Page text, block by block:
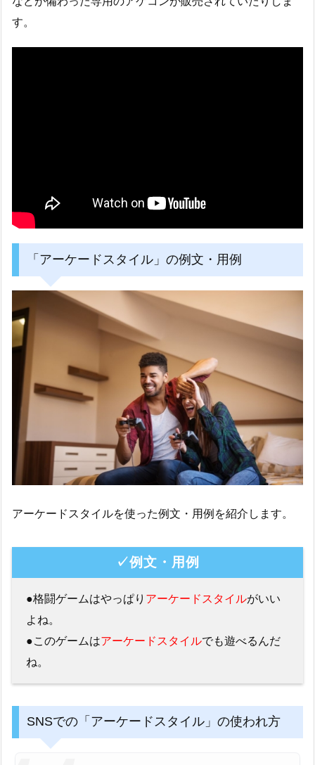
す。
「アーケードスタイル」の例文・用例
アーケードスタイルを使った例文・用例を紹介します。
✓例文・用例
●格闘ゲームはやっぱり アーケードスタイルがいい
よね。
●このゲームはアーケードスタイルでも遊べるんだ
ね。
SNSでの「アーケードスタイル」の使われ方